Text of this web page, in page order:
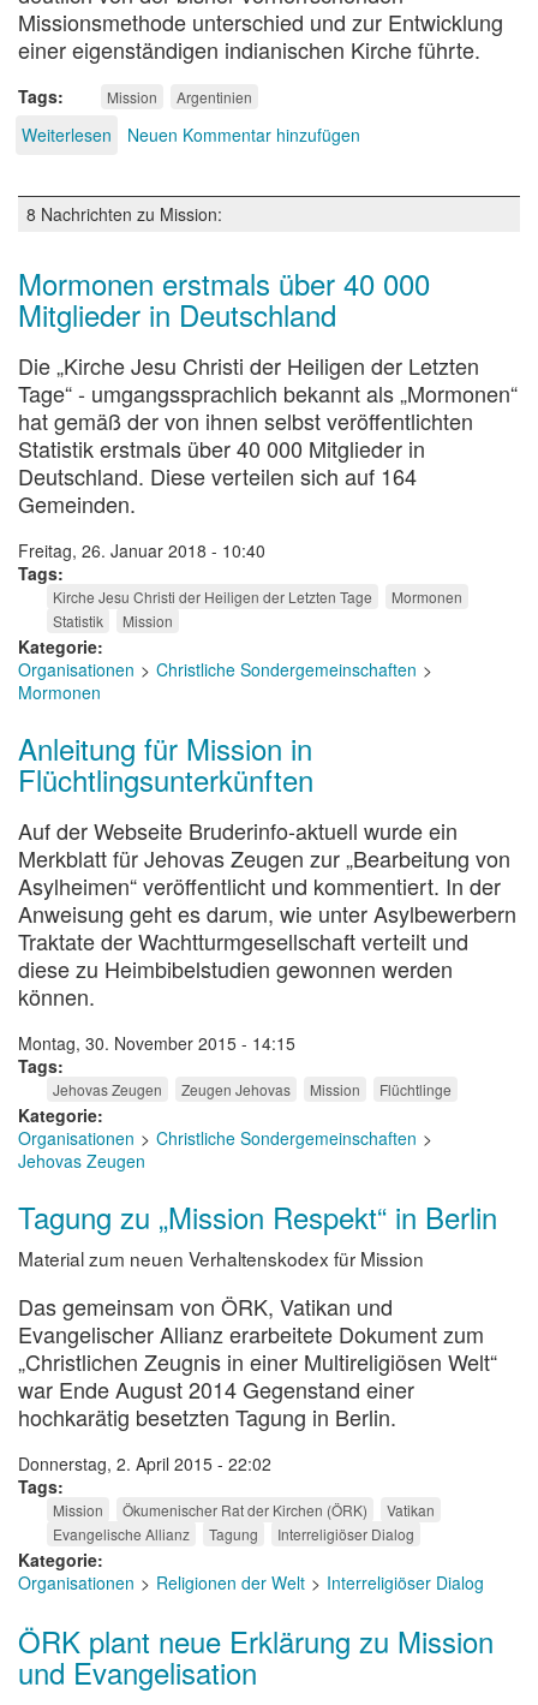
Missionsmethode unterschied und zur Entwicklung
einer eigenständigen indianischen Kirche führte.
Tags Mission Argentinien
Weiterlesen über
erobern
Neuen Kommentar hinzufügen
8 Nachrichten zu Mission:
Mormonen erstmals über 40 000
Mitglieder in Deutschland
Die „Kirche Jesu Christi der Heiligen der Letzten
Tage“ - umgangssprachlich bekannt als „Mormonen“
hat gemäß der von ihnen selbst veröffentlichten
Statistik erstmals über 40 000 Mitglieder in
Deutschland. Diese verteilen sich auf 164
Gemeinden.
Freitag, 26. Januar 2018 - 10:40
Tags
Kirche Jesu Christi der Heiligen der Letzten Tage
Mormonen
Statistik
Mission
Kategorie
Organisationen
Christliche Sondergemeinschaften
Mormonen
Anleitung für Mission in
Flüchtlingsunterkünften
Auf der Webseite Bruderinfo-aktuell wurde ein
Merkblatt für Jehovas Zeugen zur „Bearbeitung von
Asylheimen“ veröffentlicht und kommentiert. In der
Anweisung geht es darum, wie unter Asylbewerbern
Traktate der Wachtturmgesellschaft verteilt und
diese zu Heimbibelstudien gewonnen werden
können.
Montag, 30. November 2015 - 14:15
Tags
Jehovas Zeugen Zeugen Jehovas Mission Flüchtlinge
Kategorie
Organisationen
Christliche Sondergemeinschaften
Jehovas Zeugen
Tagung zu „Mission Respekt“ in Berlin
Material zum neuen Verhaltenskodex für Mission
Das gemeinsam von ÖRK, Vatikan und
Evangelischer Allianz erarbeitete Dokument zum
„Christlichen Zeugnis in einer Multireligiösen Welt“
war Ende August 2014 Gegenstand einer
hochkarätig besetzten Tagung in Berlin.
Donnerstag, 2. April 2015 - 22:02
Tags
Mission Ökumenischer Rat der Kirchen (ÖRK)
Vatikan
Evangelische Allianz
Tagung Interreligiöser Dialog
Kategorie
Organisationen
Religionen der Welt Interreligiöser Dialog
ÖRK plant neue Erklärung zu Mission
und Evangelisation